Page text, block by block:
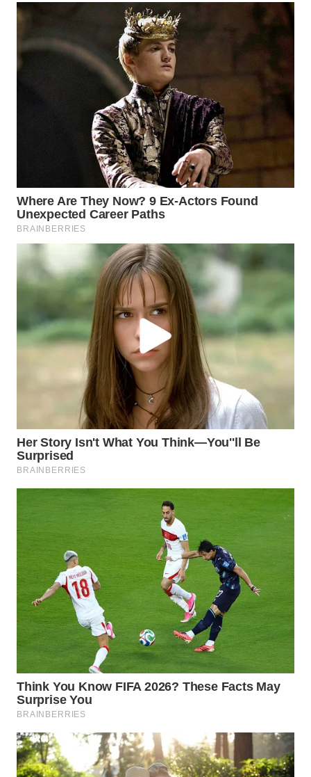
MADURA
WN
WN
NATUNA
WN
BINTAN
WN
LIKUPANG
LABUANBAJO
WN
BORNEO
Wahana
Media
Group
WAHANA
NEWS
WAHANA
TANI
WAHANA
ADVOKAT